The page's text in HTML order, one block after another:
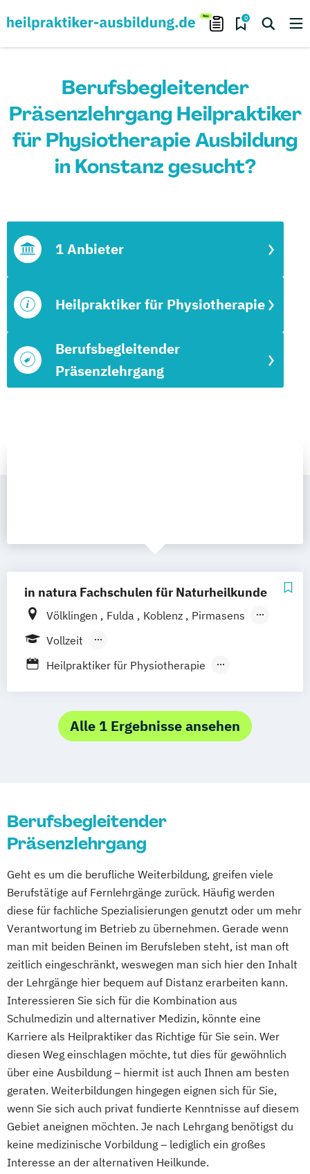
0
Berufsbegleitender
Präsenzlehrgang Heilpraktiker
für Physiotherapie Ausbildung
in Konstanz gesucht?
Berufsbegleitender
Präsenzlehrgang
Heilpraktiker für Physiotherapie
1 Anbieter
in natura Fachschulen für Naturheilkunde
Völklingen Fulda Koblenz
Pirmasens
Stuttgart
Vollzeit
Berufsbegleitender Präsenzlehrgang
Heilpraktiker für Physiotherapie
Heilpraktikerausbildung für Psychotherapie
Alle 1 Ergebnisse ansehen
Berufsbegleitender
Präsenzlehrgang
Geht es um die berufliche Weiterbildung, greifen viele
Berufstätige auf Fernlehrgänge zurück. Häufig werden
diese für fachliche Spezialisierungen genutzt oder um mehr
Verantwortung im Betrieb zu übernehmen. Gerade wenn
man mit beiden Beinen im Berufsleben steht, ist man oft
zeitlich eingeschränkt, weswegen man sich hier den Inhalt
der Lehrgänge hier bequem auf Distanz erarbeiten kann.
Interessieren Sie sich für die Kombination aus
Schulmedizin und alternativer Medizin, könnte eine
Karriere als Heilpraktiker das Richtige für Sie sein. Wer
diesen Weg einschlagen möchte, tut dies für gewöhnlich
über eine Ausbildung – hiermit ist auch Ihnen am besten
geraten. Weiterbildungen hingegen eignen sich für Sie,
wenn Sie sich auch privat fundierte Kenntnisse auf diesem
Gebiet aneignen möchten. Je nach Lehrgang benötigst du
keine medizinische Vorbildung – lediglich ein großes
Interesse an der alternativen Heilkunde.